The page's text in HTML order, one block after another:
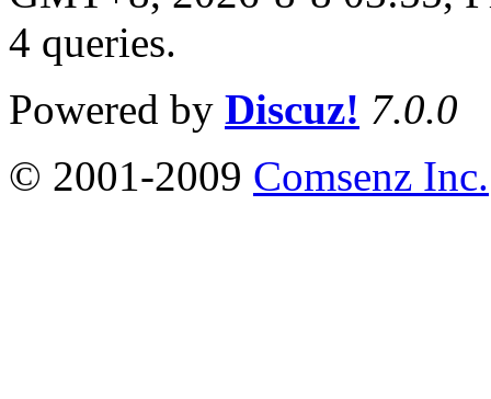
4 queries.
Powered by Discuz! 7.0.0
© 2001-2009 Comsenz Inc.